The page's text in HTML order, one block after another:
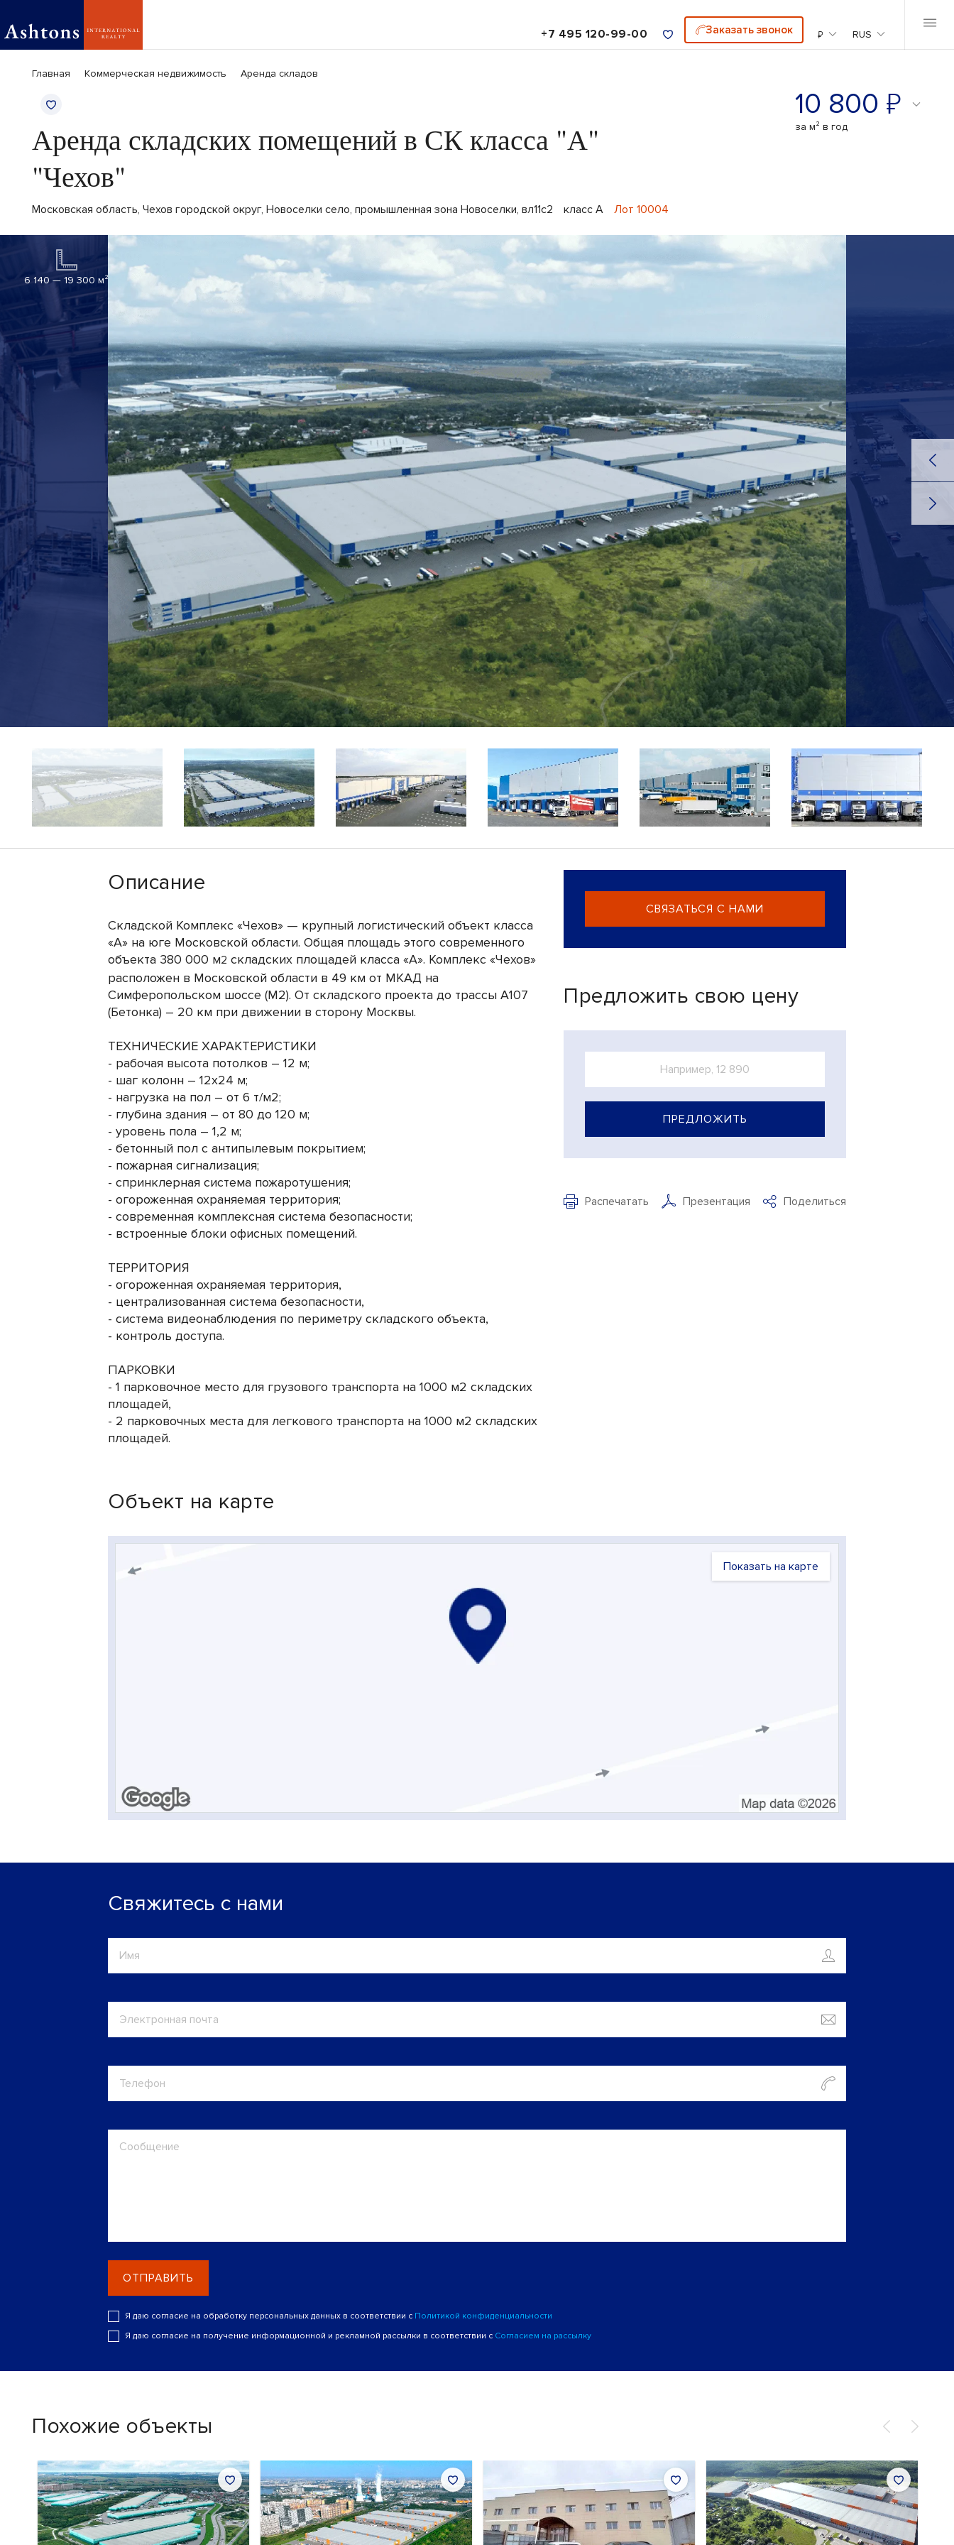
+7 495 120-99-00 Заказать звонок ₽ RUS
Главная Коммерческая недвижимость Аренда складов
Аренда складских помещений в СК класса "А"
"Чехов"
Московская область, Чехов городской округ, Новоселки село, промышленная зона Новоселки, вл11с2 класс A Лот 10004
10 800 ₽
за м² в год
6 140 — 19 300 м²
Описание
Складской Комплекс «Чехов» — крупный логистический объект класса
«А» на юге Московской области. Общая площадь этого современного
объекта 380 000 м2 складских площадей класса «А». Комплекс «Чехов»
расположен в Московской области в 49 км от МКАД на
Симферопольском шоссе (М2). От складского проекта до трассы А107
(Бетонка) – 20 км при движении в сторону Москвы.
ТЕХНИЧЕСКИЕ ХАРАКТЕРИСТИКИ
- рабочая высота потолков – 12 м;
- шаг колонн – 12x24 м;
- нагрузка на пол – от 6 т/м2;
- глубина здания – от 80 до 120 м;
- уровень пола – 1,2 м;
- бетонный пол с антипылевым покрытием;
- пожарная сигнализация;
- спринклерная система пожаротушения;
- огороженная охраняемая территория;
- современная комплексная система безопасности;
- встроенные блоки офисных помещений.
ТЕРРИТОРИЯ
- огороженная охраняемая территория,
- централизованная система безопасности,
- система видеонаблюдения по периметру складского объекта,
- контроль доступа.
ПАРКОВКИ
- 1 парковочное место для грузового транспорта на 1000 м2 складских
площадей,
- 2 парковочных места для легкового транспорта на 1000 м2 складских
площадей.
СВЯЗАТЬСЯ С НАМИ
Предложить свою цену
ПРЕДЛОЖИТЬ
Распечатать Презентация Поделиться
Объект на карте
Показать на карте
Свяжитесь с нами
ОТПРАВИТЬ
Я даю согласие на обработку персональных данных в соответствии с Политикой конфиденциальности
Я даю согласие на получение информационной и рекламной рассылки в соответствии с Согласием на рассылку
Похожие объекты